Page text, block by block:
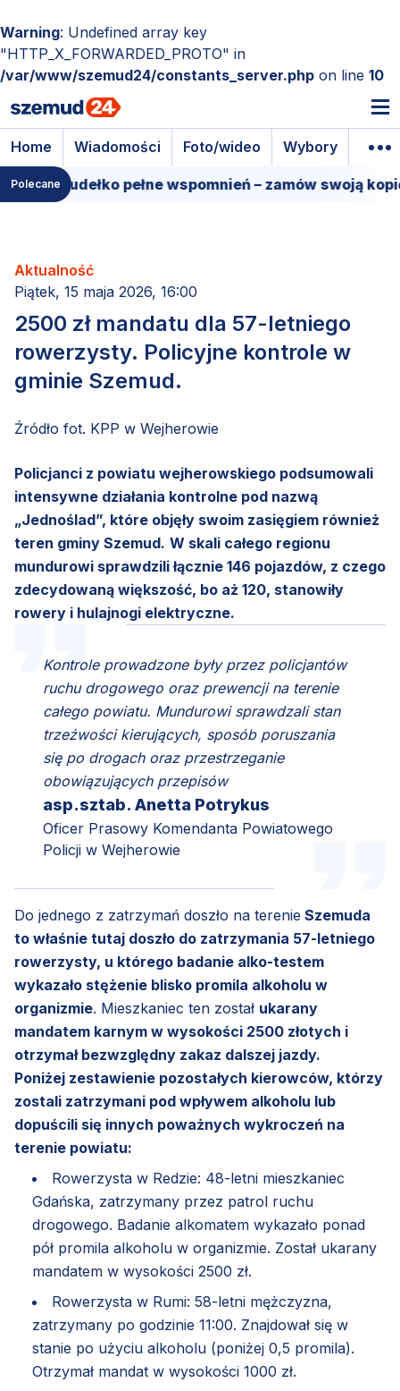
Warning: Undefined array key
"HTTP_X_FORWARDED_PROTO" in
/var/www/szemud24/constants_server.php on line 10
Home Wiadomości Foto/wideo Wybory
Polecane
pudełko pełne wspomnień – zamów swoją kopię!
Aktualność
Piątek, 15 maja 2026, 16:00
2500 zł mandatu dla 57-letniego
rowerzysty. Policyjne kontrole w
gminie Szemud.
Źródło fot. KPP w Wejherowie
Policjanci z powiatu wejherowskiego podsumowali
intensywne działania kontrolne pod nazwą
„Jednoślad”, które objęły swoim zasięgiem również
teren gminy Szemud. W skali całego regionu
mundurowi sprawdzili łącznie 146 pojazdów, z czego
zdecydowaną większość, bo aż 120, stanowiły
rowery i hulajnogi elektryczne.
Kontrole prowadzone były przez policjantów
ruchu drogowego oraz prewencji na terenie
całego powiatu. Mundurowi sprawdzali stan
trzeźwości kierujących, sposób poruszania
się po drogach oraz przestrzeganie
obowiązujących przepisów
asp.sztab. Anetta Potrykus
Oficer Prasowy Komendanta Powiatowego
Policji w Wejherowie
Do jednego z zatrzymań doszło na terenie Szemuda
to właśnie tutaj doszło do zatrzymania 57-letniego
rowerzysty, u którego badanie alko-testem
wykazało stężenie blisko promila alkoholu w
organizmie. Mieszkaniec ten został ukarany
mandatem karnym w wysokości 2500 złotych i
otrzymał bezwzględny zakaz dalszej jazdy.
Poniżej zestawienie pozostałych kierowców, którzy
zostali zatrzymani pod wpływem alkoholu lub
dopuścili się innych poważnych wykroczeń na
terenie powiatu:
Rowerzysta w Redzie: 48-letni mieszkaniec
Gdańska, zatrzymany przez patrol ruchu
drogowego. Badanie alkomatem wykazało ponad
pół promila alkoholu w organizmie. Został ukarany
mandatem w wysokości 2500 zł.
Rowerzysta w Rumi: 58-letni mężczyzna,
zatrzymany po godzinie 11:00. Znajdował się w
stanie po użyciu alkoholu (poniżej 0,5 promila).
Otrzymał mandat w wysokości 1000 zł.